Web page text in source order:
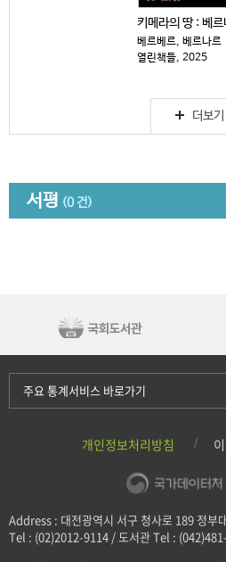
베르베르, 베르나르
열린책들, 2025
더보기
서평 (0 건)
개인정보처리방침
Address : 대전광역시 서구 청사로 189 정부
Tel : (02)2012-9114 / 도서관 Tel :
주요 통계서비스 바로가기